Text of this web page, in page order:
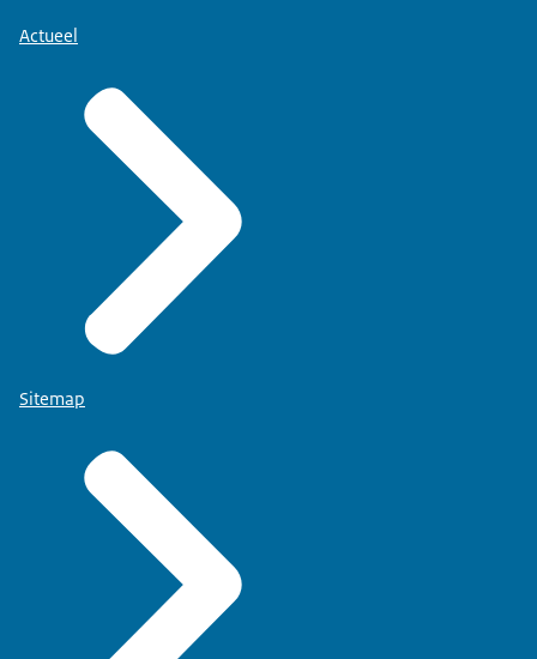
Actueel
Sitemap